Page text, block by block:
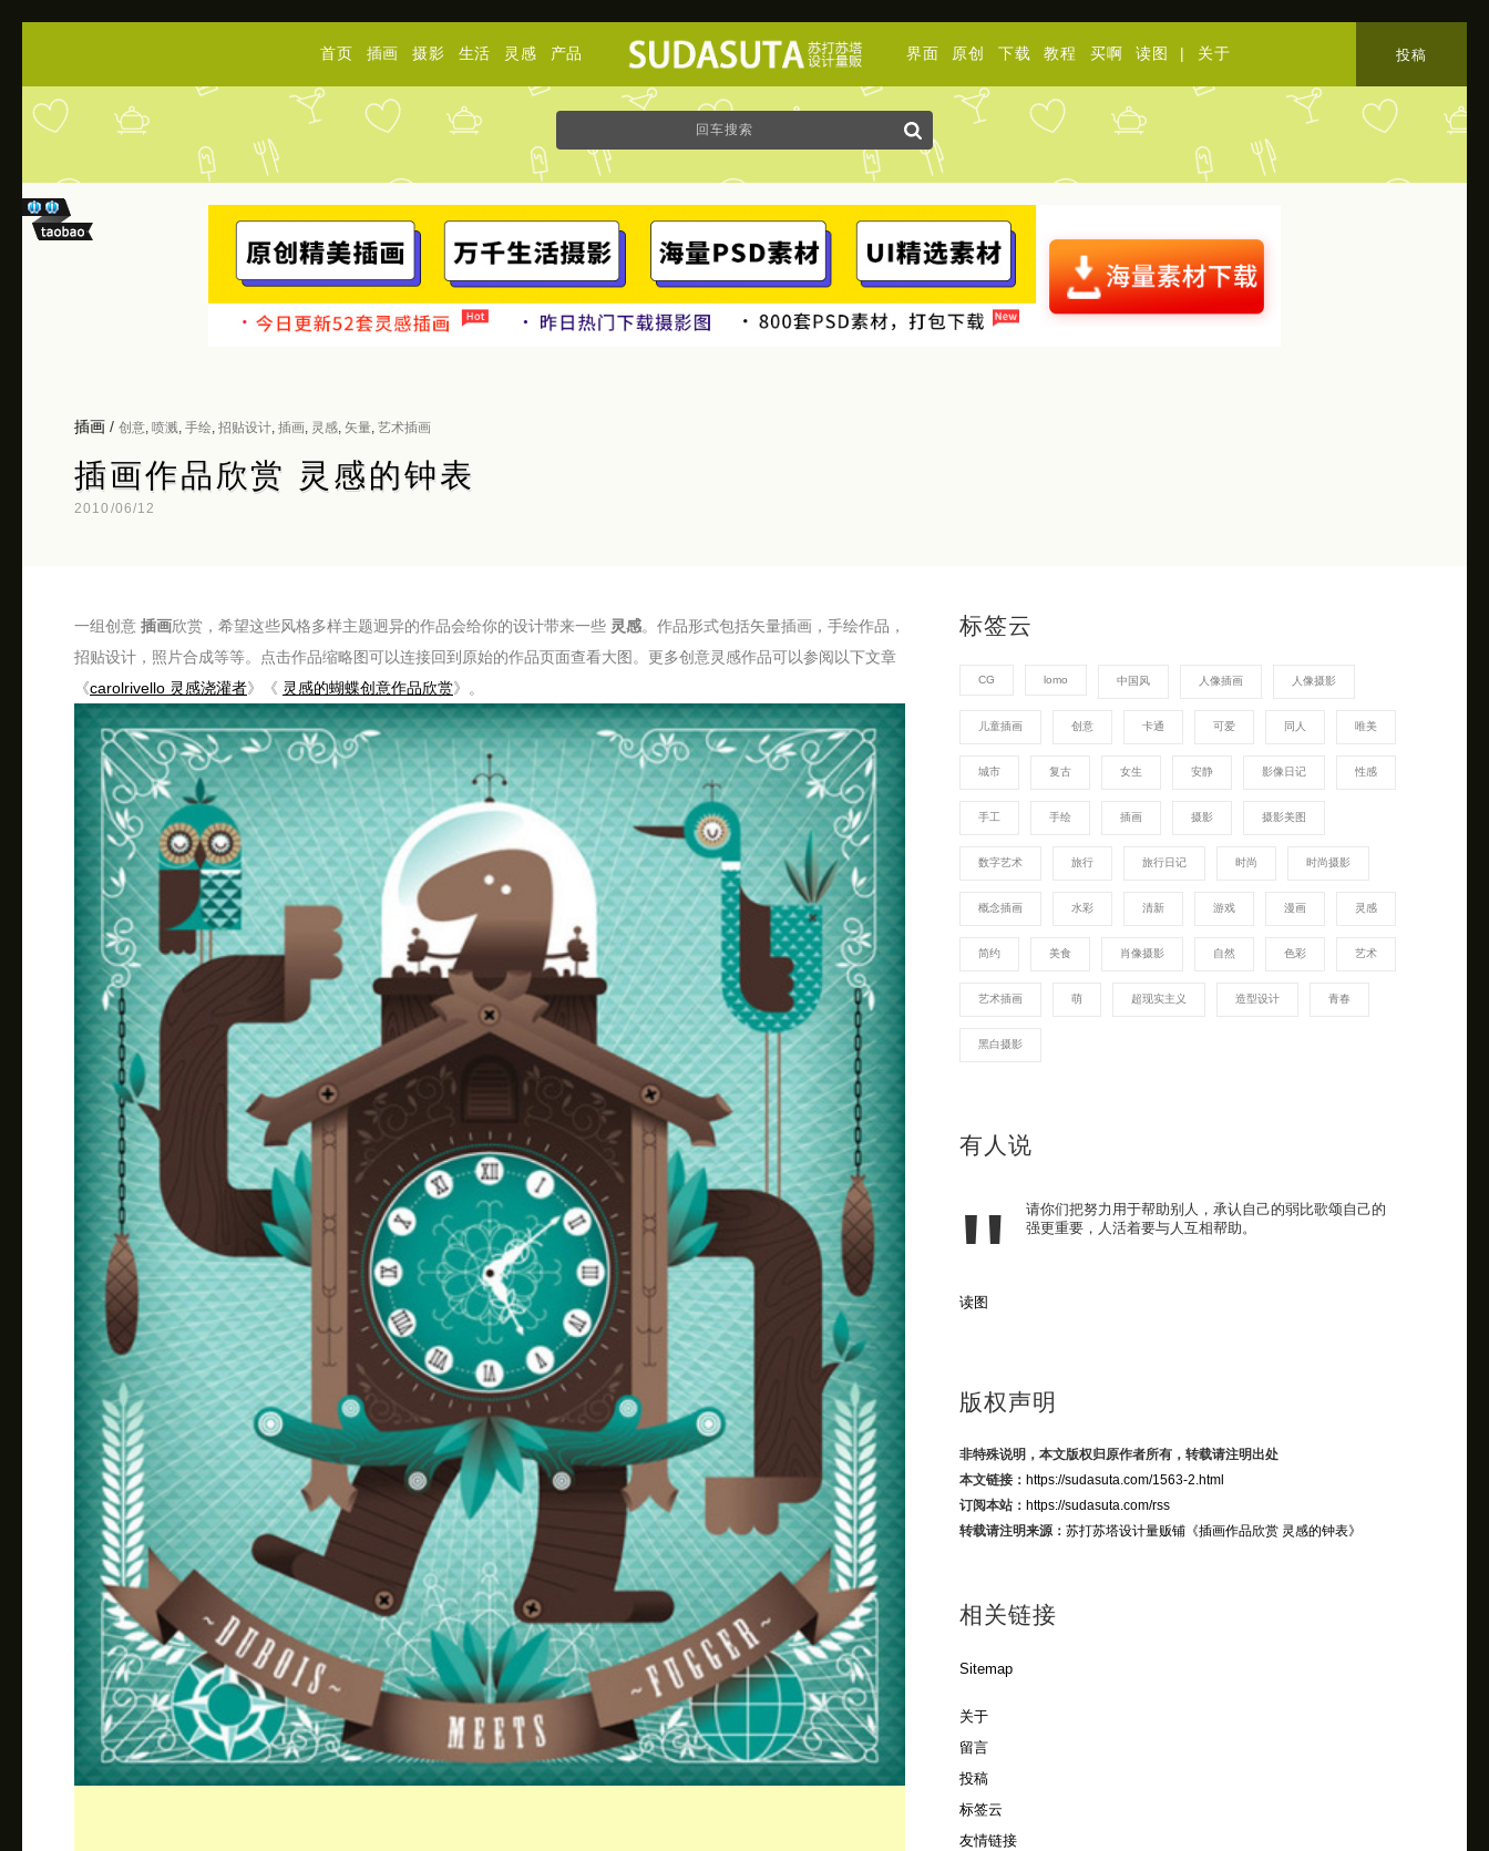
首页 插画 摄影 生活 灵感 产品 界面 原创 下载 教程 买啊 读图 | 关于 投稿
插画 / 创意 喷溅 手绘 招贴设计 插画 灵感 矢量 艺术插画
插画作品欣赏 灵感的钟表
2010/06/12
一组创意 插画欣赏，希望这些风格多样主题迥异的作品会给你的设计带来一些 灵感。作品形式包括矢量插画，手绘作品，
招贴设计，照片合成等等。点击作品缩略图可以连接回到原始的作品页面查看大图。更多创意灵感作品可以参阅以下文章
《carolrivello 灵感浇灌者》《 灵感的蝴蝶创意作品欣赏》。
标签云
CG lomo 中国风 人像插画 人像摄影
儿童插画 创意 卡通 可爱 同人 唯美
城市 复古 女生 安静 影像日记 性感
手工 手绘 插画 摄影 摄影美图
数字艺术 旅行 旅行日记 时尚 时尚摄影
概念插画 水彩 清新 游戏 漫画 灵感
简约 美食 肖像摄影 自然 色彩 艺术
艺术插画 萌 超现实主义 造型设计 青春
黑白摄影
有人说
请你们把努力用于帮助别人，承认自己的弱比歌颂自己的
强更重要，人活着要与人互相帮助。
读图
版权声明
非特殊说明，本文版权归原作者所有，转载请注明出处
本文链接： https://sudasuta.com/1563-2.html
订阅本站： https://sudasuta.com/rss
转载请注明来源： 苏打苏塔设计量贩铺《插画作品欣赏 灵感的钟表》
相关链接
Sitemap
关于
留言
投稿
标签云
友情链接